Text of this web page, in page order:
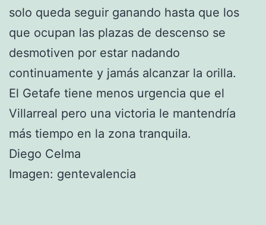
solo queda seguir ganando hasta que los
que ocupan las plazas de descenso se
desmotiven por estar nadando
continuamente y jamás alcanzar la orilla.
El Getafe tiene menos urgencia que el
Villarreal pero una victoria le mantendría
más tiempo en la zona tranquila.
Diego Celma
Imagen: gentevalencia